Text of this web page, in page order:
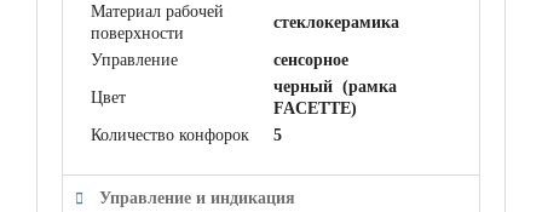
Материал рабочей
поверхности
cтеклокерамика
Управление сенсорное
Цвет
черный (рамка
FACETTE)
Количество конфорок
5
Управление и индикация